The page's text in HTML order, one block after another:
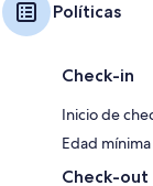
Políticas
Check-in
Inicio de
Edad
Check-out